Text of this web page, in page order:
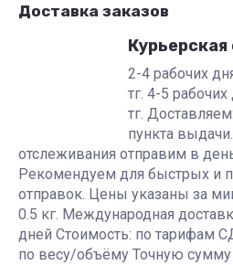
Доставка заказов
2-4 рабочих
тг. 4-5
тг.
пункта
отслеживания отправим в
Рекомендуем для быстрых и
отправок. Цены указаны за
0.5 кг. Международная
дней Стоимость: по тарифам
по весу/объёму Точную